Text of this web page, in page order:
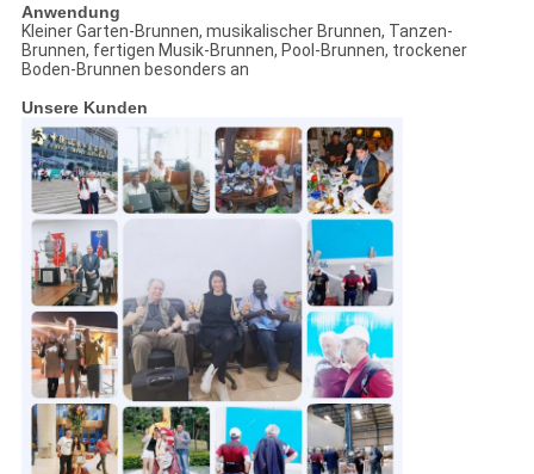
Anwendung
Kleiner Garten-Brunnen, musikalischer Brunnen, Tanzen-
Brunnen, fertigen Musik-Brunnen, Pool-Brunnen, trockener
Boden-Brunnen besonders an
Unsere Kunden